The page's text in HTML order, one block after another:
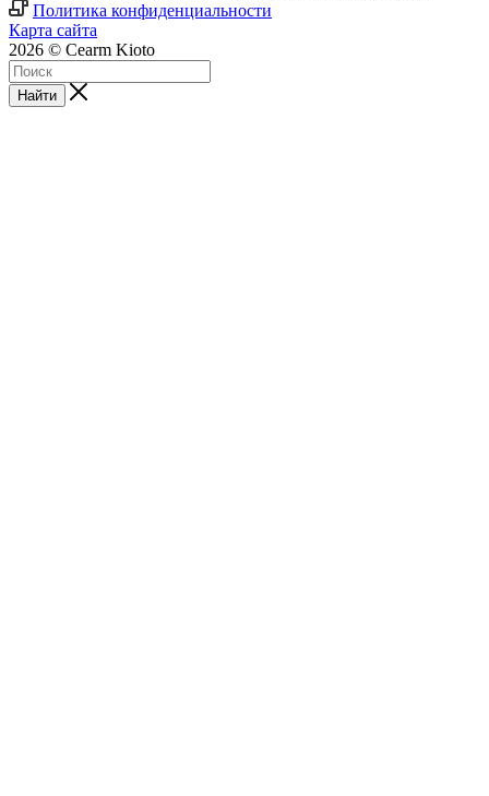
Политика конфиденциальности
Карта сайта
2026 © Cearm Kioto
Найти